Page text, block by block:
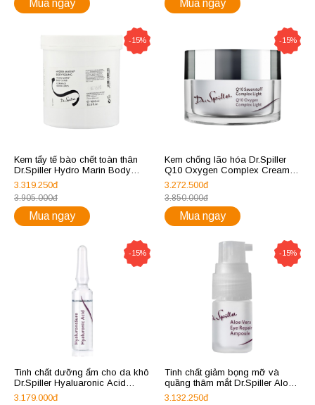
Mua ngay Mua ngay
-15%
Kem tẩy tế bào chết toàn thân
Dr.Spiller Hydro Marin Body
Peeling
3.319.250đ
3.905.000đ
Mua ngay
-15%
Kem chống lão hóa Dr.Spiller
Q10 Oxygen Complex Cream
Light
3.272.500đ
3.850.000đ
Mua ngay
-15%
Tinh chất dưỡng ẩm cho da khô
Dr.Spiller Hyaluaronic Acid
Ampoule
3.179.000đ
-15%
Tinh chất giảm bọng mỡ và
quầng thâm mắt Dr.Spiller Aloe
Vera Eye Repair Ampoule
3.132.250đ